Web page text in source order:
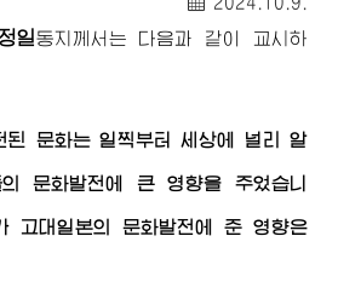
일동지께서 는 다음과 같이 교시하
된 문화는 일찍부터 세상에 널리 알
의 문화발전에 큰 영향을 주었습니
고대일본의 문화발전에 준 영향은